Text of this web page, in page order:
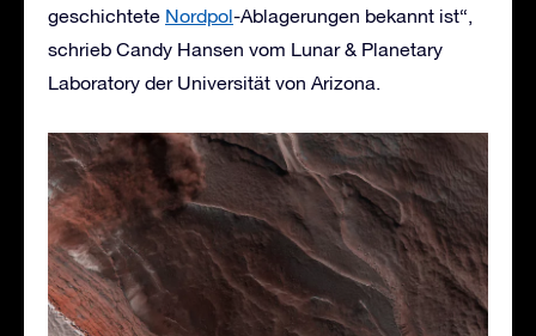
geschichtete Nordpol-Ablagerungen bekannt ist“,
schrieb Candy Hansen vom Lunar & Planetary
Laboratory der Universität von Arizona.